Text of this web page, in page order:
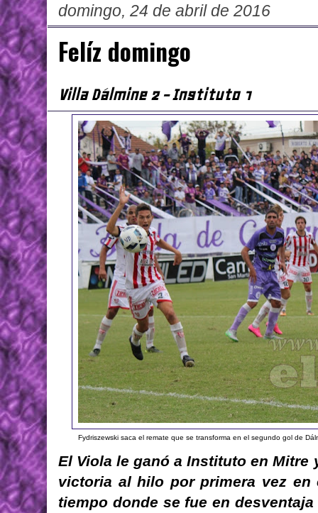
domingo, 24 de abril de 2016
Felíz domingo
Villa Dálmine 2 - Instituto 1
Fydriszewski saca el remate que se transforma en el segundo gol de
El Viola le ganó a Instituto en
victoria al hilo por primera vez
tiempo donde se fue en